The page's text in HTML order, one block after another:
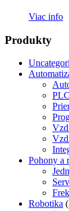
Viac info
Produkty
Pohony a
Robotika